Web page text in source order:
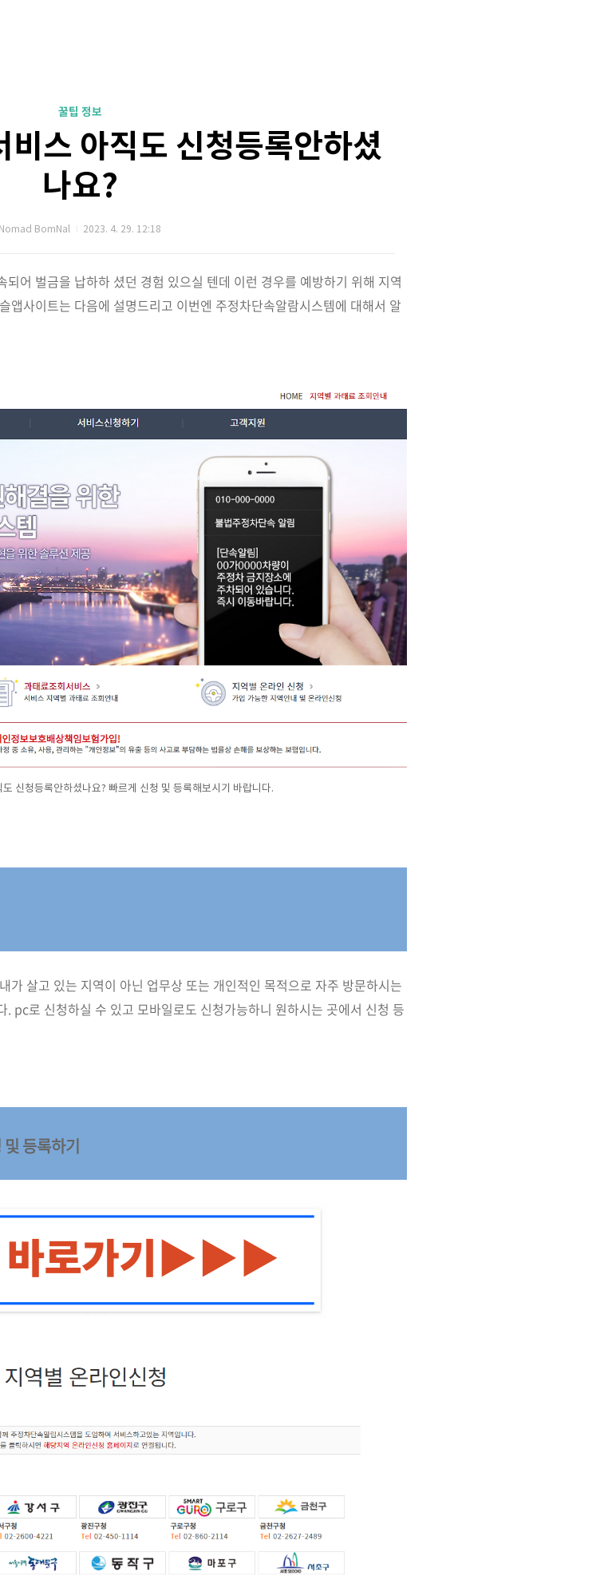
꿀팁 정보
비스 아직도 신청등록안하셨
나요?
Nomad BomNal 2023. 4. 29. 12:18
어 벌금을 납하하 셨던 경험 있으실 텐데 이런 경우를 예방하기 위해 지역
앱사이트는 다음에 설명드리고 이번엔 주정차단속알람시스템에 대해서 알
신청등록안하셨나요? 빠르게 신청 및 등록해보시기 바랍니다.
가 살고 있는 지역이 아닌 업무상 또는 개인적인 목적으로 자주 방문하시는
pc로 신청하실 수 있고 모바일로도 신청가능하니 원하시는 곳에서 신청 등
등록하기